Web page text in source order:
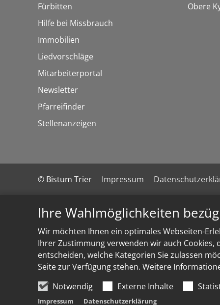
Ihre Wahlmöglichkeiten
Wir möchten Ihnen ein optimales Webseiten-
Ihrer Zustimmung verwenden wir auch
entscheiden, welche Kategorien Sie zulassen
Seite zur Verfügung stehen. Weitere
Notwendig
Externe Inhalte
Impressum Datenschutzerklärung
Fürbitten
Hilfe bei Missbrauch
Immobilien
Liedvorschläge
Mitarbeiterportal
Newsletter
Pfarreifinder
Stellenanzeigen
Obere
© Bistum Trier Impressum